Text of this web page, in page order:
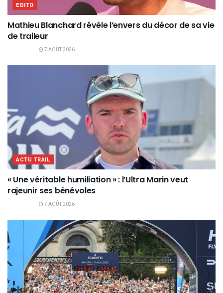
EDITO
Mathieu Blanchard révèle l’envers du décor de sa vie
de traileur
7 AOÛT 2026
ACTU TRAIL
« Une véritable humiliation » : l’Ultra Marin veut
rajeunir ses bénévoles
7 AOÛT 2026